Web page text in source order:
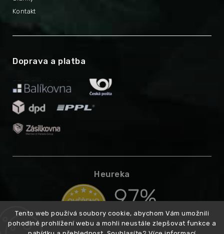
Tento web používá soubory cookie, abychom Vám umožnili
pohodlné prohlížení webu a mohli neustále zlepšovat funkce a
Kontakt
Doprava a platba
Heureka